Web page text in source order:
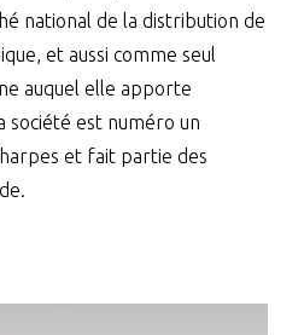
national de la distribution de
et aussi comme seul
auquel elle apporte
société est numéro un
et fait partie des